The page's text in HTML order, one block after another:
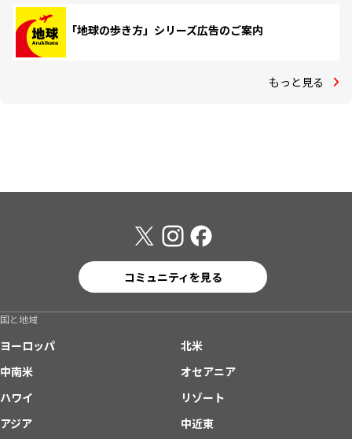
「地球の歩き方」シリーズ広告のご案内
もっと見る
コミュニティを見る
国と地域
ヨーロッパ
北米
中南米
オセアニア
ハワイ
リゾート
アジア
中近東